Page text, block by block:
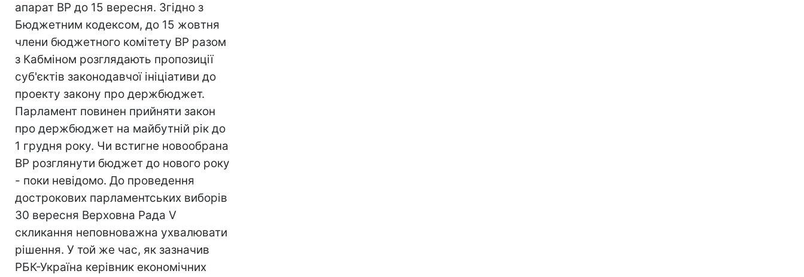
апарат ВР до 15 вересня. Згідно з
Бюджетним кодексом, до 15 жовтня
члени бюджетного комітету ВР разом
з Кабміном розглядають пропозиції
суб'єктів законодавчої ініціативи до
проекту закону про держбюджет.
Парламент повинен прийняти закон
про держбюджет на майбутній рік до
1 грудня року. Чи встигне новообрана
ВР розглянути бюджет до нового року
- поки невідомо. До проведення
дострокових парламентських виборів
30 вересня Верховна Рада V
скликання неповноважна ухвалювати
рішення. У той же час, як зазначив
РБК-Україна керівник економічних